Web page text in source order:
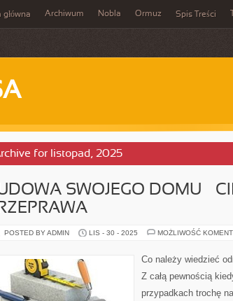
główna Archiwum Nobla Ormuz Spis Treści
for listopad, 2025
SWOJEGO DOMU –
POSTED BY ADMIN LIS - 30 - 2025 MOŻLIWOŚĆ
Co należy wiedzieć
Z całą pewnością
przypadkach trochę